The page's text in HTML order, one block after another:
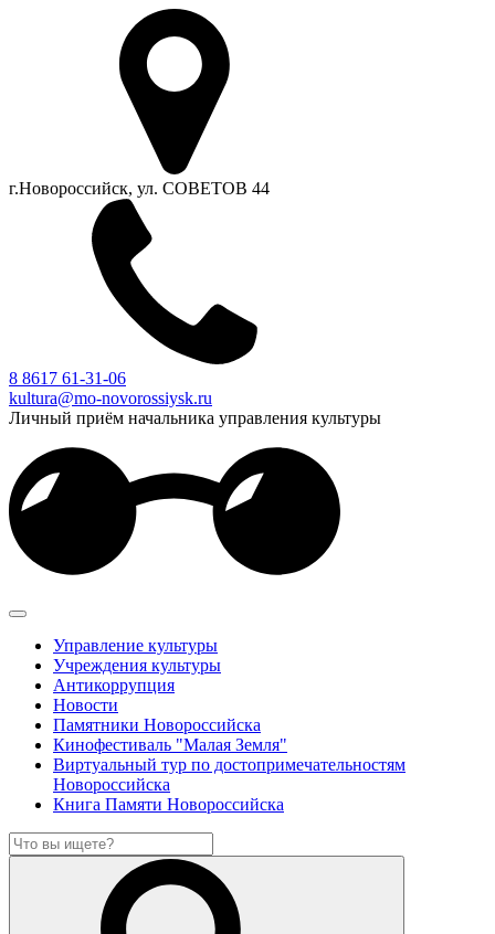
г.Новороссийск, ул. СОВЕТОВ 44
8 8617 61-31-06
kultura@mo-novorossiysk.ru
Личный приём начальника управления культуры
Управление культуры
Учреждения культуры
Антикоррупция
Новости
Памятники Новороссийска
Кинофестиваль "Малая Земля"
Виртуальный тур по достопримечательностям
Новороссийска
Книга Памяти Новороссийска